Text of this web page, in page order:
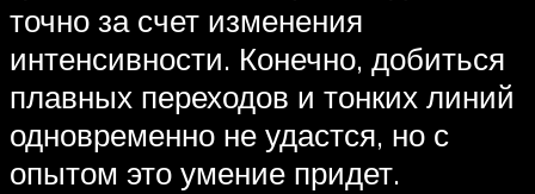
точно за счет изменения
интенсивности. Конечно, добиться
плавных переходов и тонких линий
одновременно не удастся, но с
опытом это умение придет.